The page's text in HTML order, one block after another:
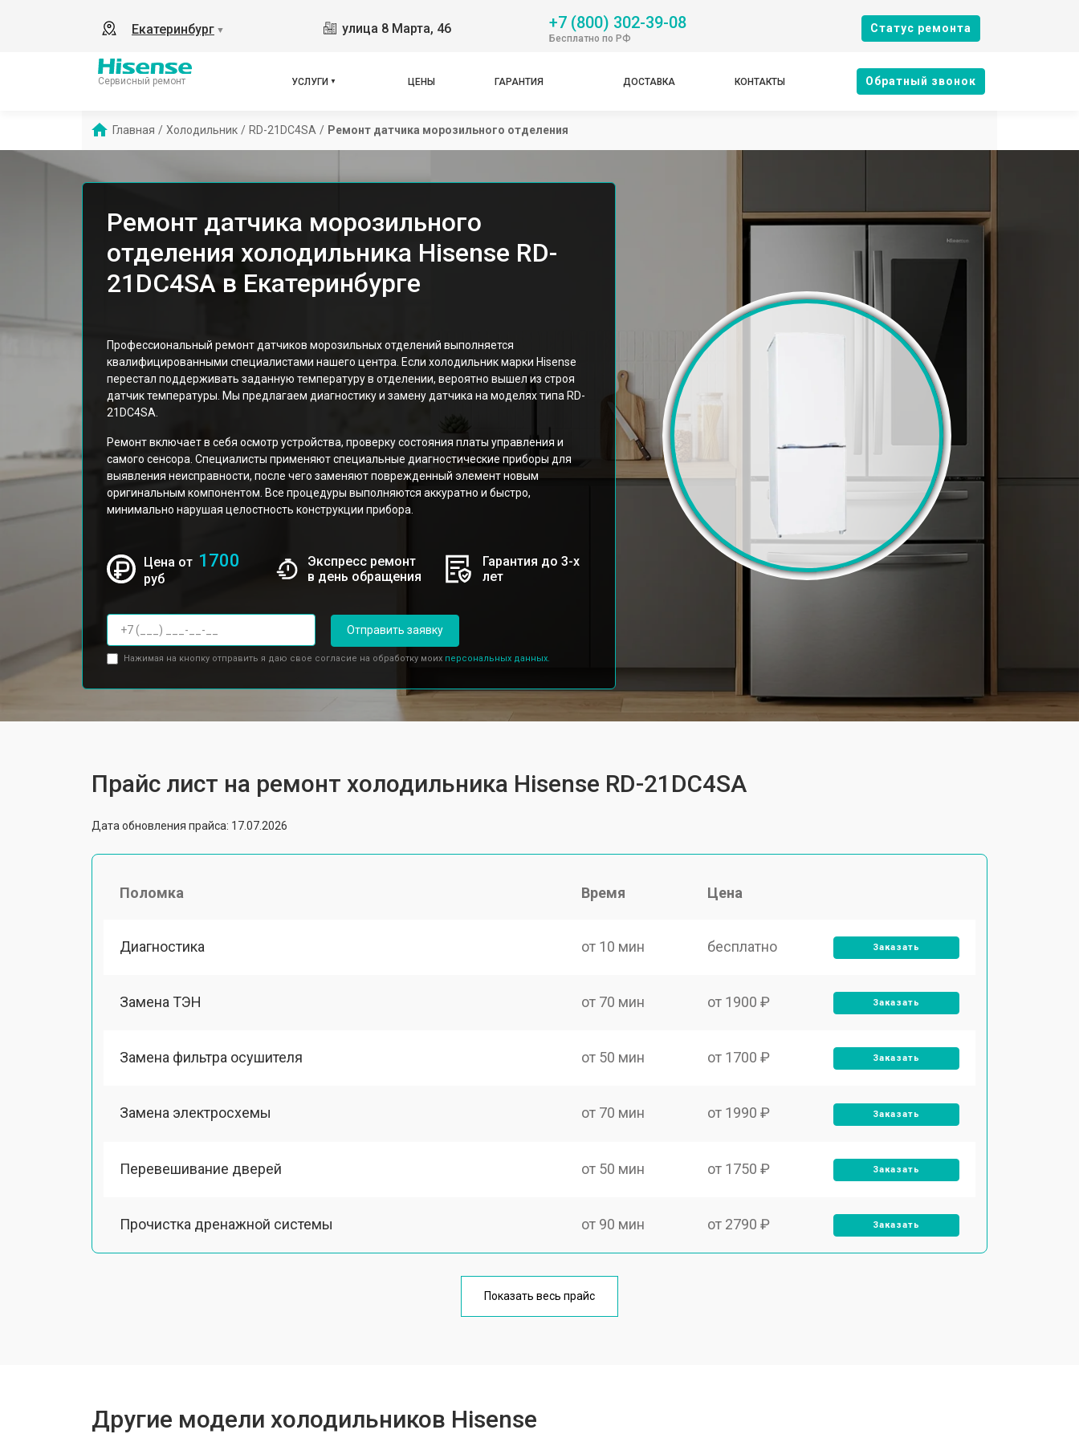
Екатеринбург ▼ улица 8 Марта, 46 +7 (800) 302-39-08
Бесплатно по РФ
Cтатус ремонта
Сервисный ремонт УСЛУГИ ЦЕНЫ ГАРАНТИЯ ДОСТАВКА КОНТАКТЫ Oбратный звонок
Главная / Холодильник / RD-21DC4SA / Ремонт датчика морозильного отделения
Ремонт датчика морозильного
отделения холодильника Hisense RD-
21DC4SA в Екатеринбурге
Профессиональный ремонт датчиков морозильных отделений выполняется
квалифицированными специалистами нашего центра. Если холодильник марки Hisense
перестал поддерживать заданную температуру в отделении, вероятно вышел из строя
датчик температуры. Мы предлагаем диагностику и замену датчика на моделях типа RD-
21DC4SA.
Ремонт включает в себя осмотр устройства, проверку состояния платы управления и
самого сенсора. Специалисты применяют специальные диагностические приборы для
выявления неисправности, после чего заменяют поврежденный элемент новым
оригинальным компонентом. Все процедуры выполняются аккуратно и быстро,
минимально нарушая целостность конструкции прибора.
Цена от 1700
руб
Экспресс ремонт
в день обращения
Гарантия до 3-х
лет
Отправить заявку
Нажимая на кнопку отправить я даю свое согласие на обработку моих персональных данных.
Прайс лист на ремонт холодильника Hisense RD-21DC4SA
Дата обновления прайса: 17.07.2026
Поломка Время Цена
Диагностика от 10 мин бесплатно Заказать
Замена ТЭН от 70 мин от 1900 ₽ Заказать
Замена фильтра осушителя от 50 мин от 1700 ₽ Заказать
Замена электросхемы от 70 мин от 1990 ₽ Заказать
Перевешивание дверей от 50 мин от 1750 ₽ Заказать
Прочистка дренажной системы от 90 мин от 2790 ₽ Заказать
от 80 мин
Показать весь прайс
Другие модели холодильников Hisense